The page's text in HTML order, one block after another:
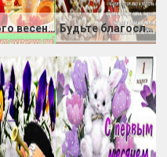
Сладкого весеннего воскресного дня Будьте благословенны! С Вербным воскресением!